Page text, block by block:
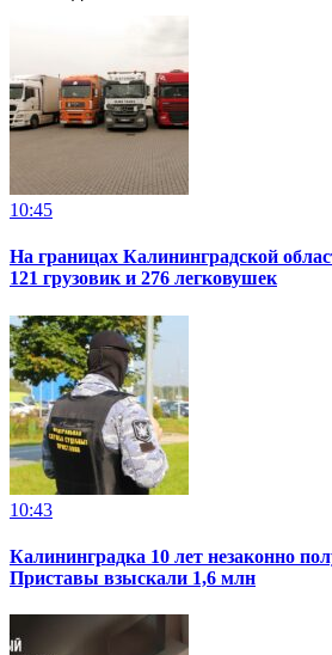
10:45
На границах Калининградской
121 грузовик и 276 легковушек
10:43
Калининградка 10 лет незаконно
Приставы взыскали 1,6 млн